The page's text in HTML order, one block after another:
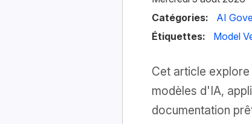
Catégories:
AI
Étiquettes:
Model
Cet article
modèles d'IA,
documentation